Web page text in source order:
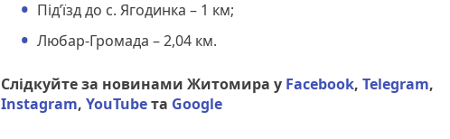
Під’їзд до с. Ягодинка – 1 км;
Любар-Громада – 2,04 км.
Слідкуйте за новинами Житомира у Facebook,Telegram,
Instagram,YouTubeта Google